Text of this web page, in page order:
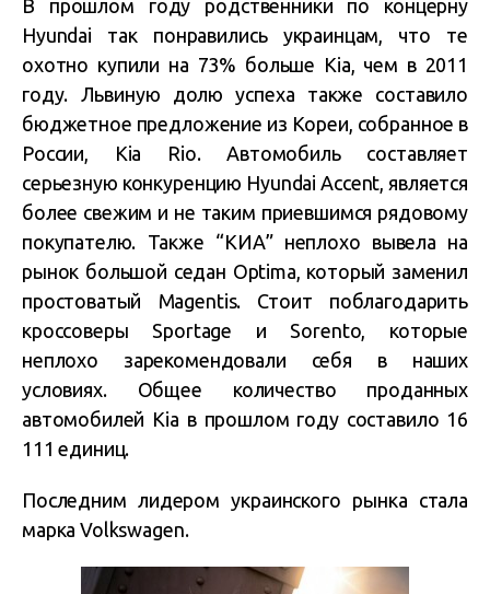
В прошлом году родственники по концерну
Hyundai так понравились украинцам, что те
охотно купили на 73% больше Kia, чем в 2011
году. Львиную долю успеха также составило
бюджетное предложение из Кореи, собранное в
России, Kia Rio. Автомобиль составляет
серьезную конкуренцию Hyundai Accent, является
более свежим и не таким приевшимся рядовому
покупателю. Также “КИА” неплохо вывела на
рынок большой седан Optima, который заменил
простоватый Magentis. Стоит поблагодарить
кроссоверы Sportage и Sorento, которые
неплохо зарекомендовали себя в наших
условиях. Общее количество проданных
автомобилей Kia в прошлом году составило 16
111 единиц.
Последним лидером украинского рынка стала
марка Volkswagen.